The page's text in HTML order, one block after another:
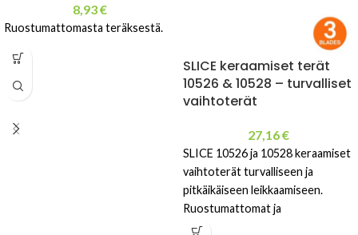
8,93€
Ruostumattomasta teräksestä.
SLICE keraamiset terät
10526 & 10528 – turvalliset
vaihtoterät
27,16€
SLICE 10526 ja 10528 keraamiset
vaihtoterät turvalliseen ja
pitkäikäiseen leikkaamiseen.
Ruostumattomat ja
kipinöimättömät terät